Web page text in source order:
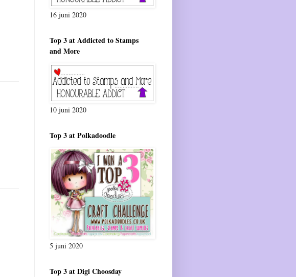
16 juni 2020
Top 3 at Addicted to Stamps
and More
10 juni 2020
Top 3 at Polkadoodle
5 juni 2020
Top 3 at Digi Choosday